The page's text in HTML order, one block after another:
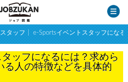
タッフ e-Sportsイベントスタッフにな
ッフになるには？求めら
る人の特徴などを具体的